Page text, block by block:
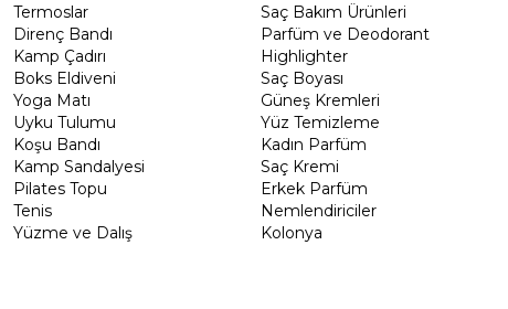
Termoslar
Direnç Bandı
Kamp Çadırı
Boks Eldiveni
Yoga Matı
Uyku Tulumu
Koşu Bandı
Kamp Sandalyesi
Pilates Topu
Tenis
Yüzme ve Dalış
Saç Bakım Ürünleri
Parfüm ve Deodorant
Highlighter
Saç Boyası
Güneş Kremleri
Yüz Temizleme
Kadın Parfüm
Saç Kremi
Erkek Parfüm
Nemlendiriciler
Kolonya